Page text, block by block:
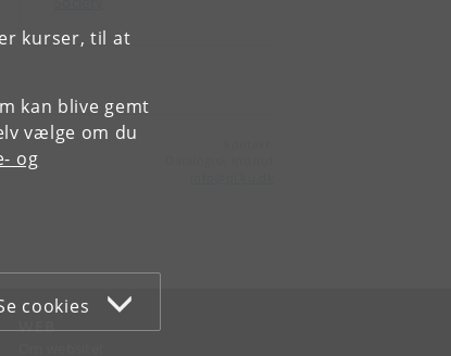
kurser, til at
kan blive gemt
vælge om du
og
cookies
WEB